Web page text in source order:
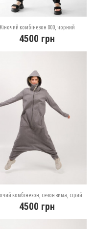
комбінезон 800, чорний
4500 грн
комбінезон, сезон зима, сірий
4500 грн